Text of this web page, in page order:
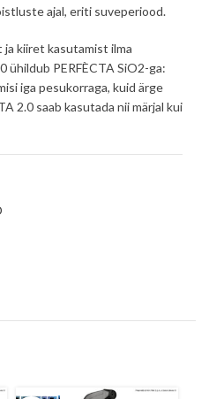
ajal, eriti suveperiood.
ja kiiret kasutamist ilma
ühildub PERFÈCTA SiO2-ga:
iga pesukorraga, kuid ärge
2.0 saab kasutada nii märjal kui